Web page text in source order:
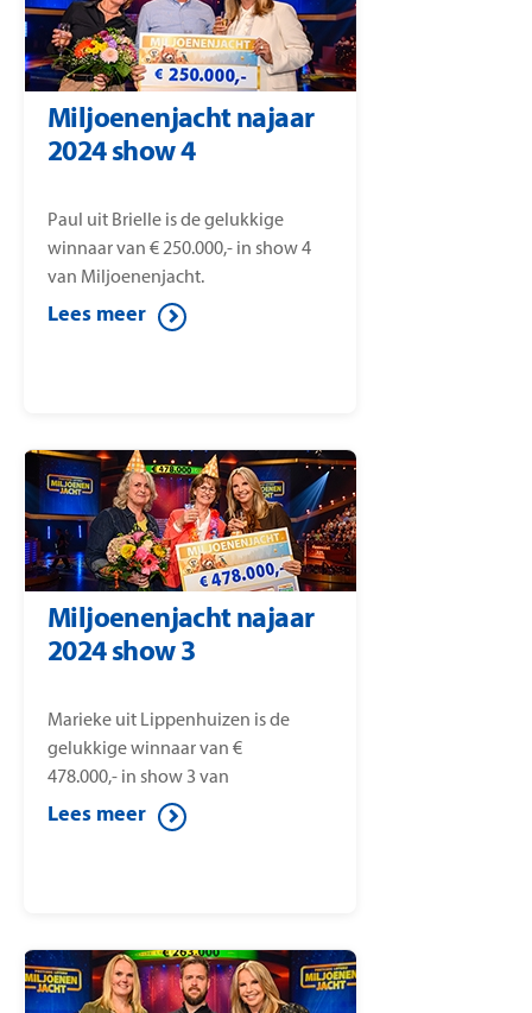
Miljoenenjacht najaar
2024 show 4
Paul uit Brielle is de gelukkige
winnaar van € 250.000,- in show 4
van Miljoenenjacht.
Lees meer
Miljoenenjacht najaar
2024 show 3
Marieke uit Lippenhuizen is de
gelukkige winnaar van €
478.000,- in show 3 van
Miljoenenjacht.
Lees meer